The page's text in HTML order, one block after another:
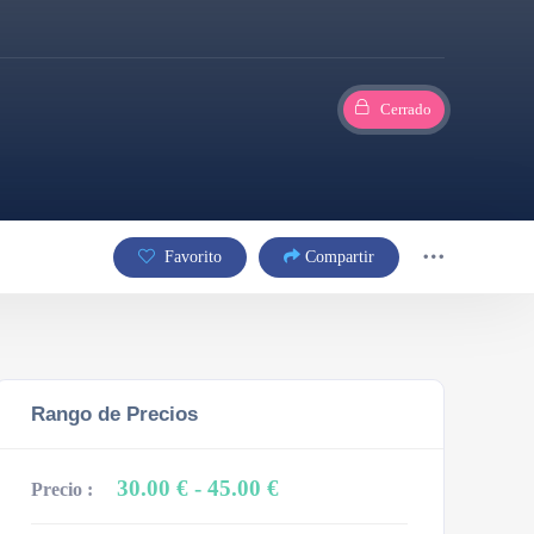
Cerrado
Favorito Compartir
Rango de Precios
Precio : 30.00 €- 45.00 €